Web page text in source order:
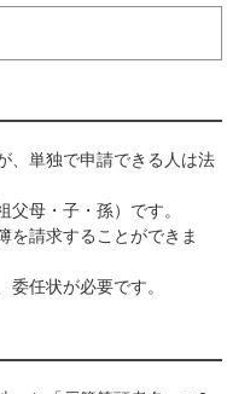
、単独で申請できる人は法
母・子・孫）です。
を請求することができま
委任状が必要です。